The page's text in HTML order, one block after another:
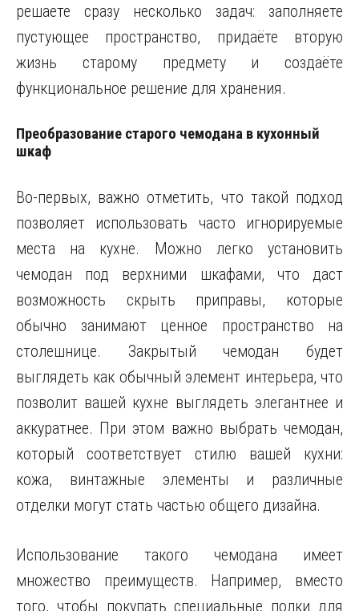
решаете сразу несколько задач: заполняете
пустующее пространство, придаёте вторую
жизнь старому предмету и создаёте
функциональное решение для хранения.
Преобразование старого чемодана в кухонный
шкаф
Во-первых, важно отметить, что такой подход
позволяет использовать часто игнорируемые
места на кухне. Можно легко установить
чемодан под верхними шкафами, что даст
возможность скрыть приправы, которые
обычно занимают ценное пространство на
столешнице. Закрытый чемодан будет
выглядеть как обычный элемент интерьера, что
позволит вашей кухне выглядеть элегантнее и
аккуратнее. При этом важно выбрать чемодан,
который соответствует стилю вашей кухни:
кожа, винтажные элементы и различные
отделки могут стать частью общего дизайна.
Использование такого чемодана имеет
множество преимуществ. Например, вместо
того, чтобы покупать специальные полки для